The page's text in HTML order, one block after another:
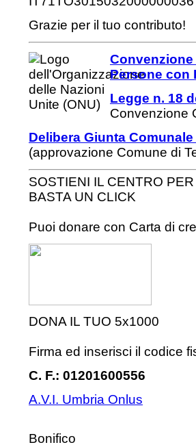
Grazie per il tuo contributo!
Persone con
Legge n. 18
Convenzione
Delibera Giunta
(approvazione Comune di
SOSTIENI IL CENTRO
BASTA UN CLICK
Puoi donare con Carta di
DONA IL TUO 5x1000
Firma ed inserisci il codice
C. F.: 01201600556
A.V.I. Umbria Onlus
Bonifico